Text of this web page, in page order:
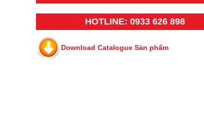
HOTLINE: 0933 626 898
Download Catalogue Sản phẩm